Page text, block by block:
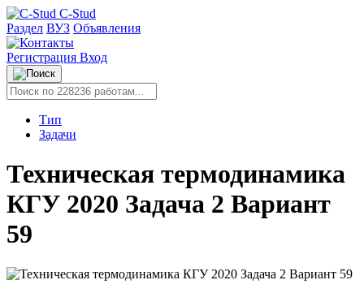
C-Stud
Раздел ВУЗ Объявления
Регистрация Вход
Тип
Задачи
Техническая термодинамика
КГУ 2020 Задача 2 Вариант
59